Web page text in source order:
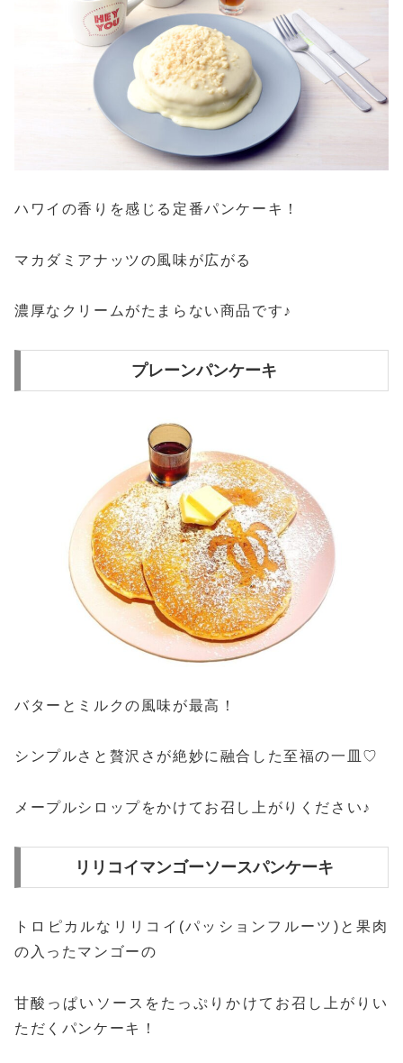
ハワイの香りを感じる定番パンケーキ！
マカダミアナッツの風味が広がる
濃厚なクリームがたまらない商品です♪
プレーンパンケーキ
バターとミルクの風味が最高！
シンプルさと贅沢さが絶妙に融合した至福の一皿♡
メープルシロップをかけてお召し上がりください♪
リリコイマンゴーソースパンケーキ
トロピカルなリリコイ(パッションフルーツ)と果肉
の入ったマンゴーの
甘酸っぱいソースをたっぷりかけてお召し上がりい
ただくパンケーキ！